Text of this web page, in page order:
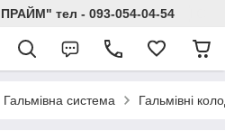
тел - 093-054-04-54
Гальмівна система Гальмівні